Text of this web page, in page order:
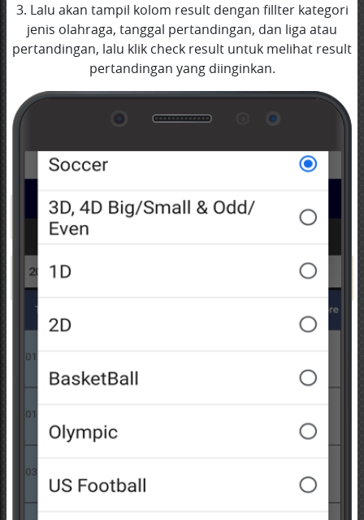
3. Lalu akan tampil kolom result dengan fillter kategori
jenis olahraga, tanggal pertandingan, dan liga atau
pertandingan, lalu klik check result untuk melihat result
pertandingan yang diinginkan.